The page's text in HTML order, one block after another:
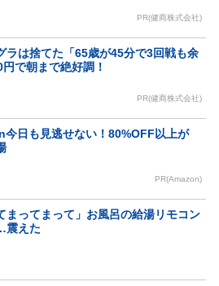
PR(健商株式会社)
ラは捨てた「65歳が45分で3回戦も余
で朝まで絶好調！
PR(健商株式会社)
今日も見逃せない！80%OFF以上が
PR(Amazon)
まってまって」お風呂の給湯リモコン
震えた